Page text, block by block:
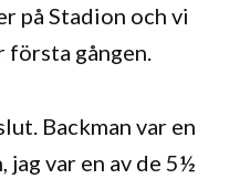
på Stadion och vi
första gången.
Backman var en
jag var en av de 5½